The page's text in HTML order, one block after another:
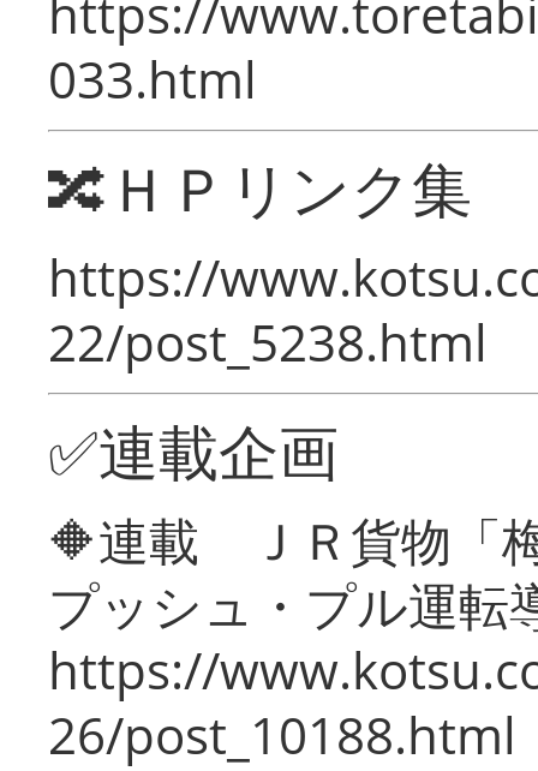
https://
033.html
🔀ＨＰリンク集
https://
22/post_5238.html
✅連載企画
🔶連載 ＪＲ貨物「
プッシュ・プル運転
https://
26/post_10188.html